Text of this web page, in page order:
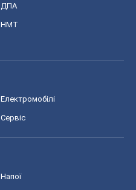
ДПА
НМТ
Електромобілі
Сервіс
Напої